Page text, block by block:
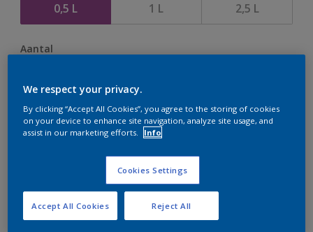
0,5 L 1 L 2,5 L
Aantal
Op dit moment is het niet mogelijk dit product online
te bestellen. Houd de website in de gaten, we werken
er hard aan om de voorraad aan te vullen.
We respect your privacy.
By clicking “Accept All Cookies”, you agree to the storing of cookies
on your device to enhance site navigation, analyze site usage, and
assist in our marketing efforts.
Info
Cookies Settings
Reject All
Accept All Cookies